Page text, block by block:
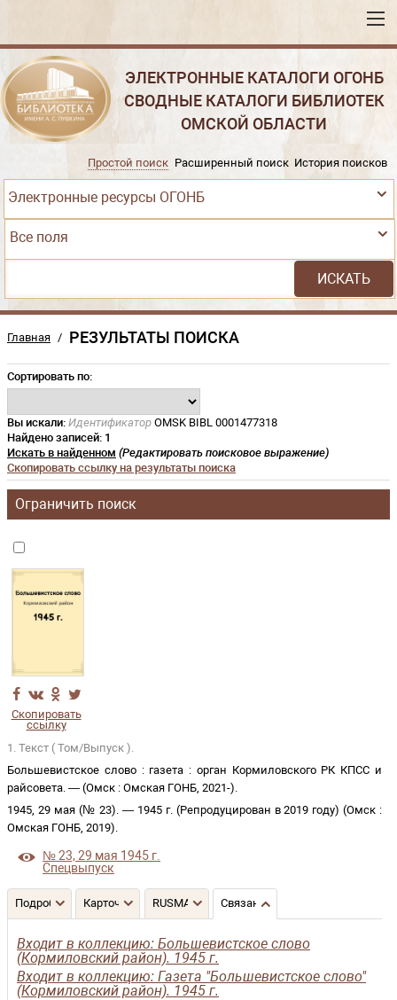
ЭЛЕКТРОННЫЕ КАТАЛОГИ ОГОНБ
СВОДНЫЕ КАТАЛОГИ БИБЛИОТЕК
ОМСКОЙ ОБЛАСТИ
Электронные ресурсы ОГОНБ
Простой поиск Расширенный поиск История поисков
Все поля
Главная / РЕЗУЛЬТАТЫ ПОИСКА
Сортировать по:
Вы искали: Идентификатор OMSK BIBL 0001477318
Найдено записей: 1
Искать в найденном (Редактировать поисковое выражение)
Скопировать ссылку на результаты поиска
Ограничить поиск
Скопировать
ссылку
1. Текст ( Том/Выпуск ).
Большевистское слово : газета : орган Кормиловского РК КПСС и
райсовета. — (Омск : Омская ГОНБ, 2021-).
1945, 29 мая (№ 23). — 1945 г. (Репродуцирован в 2019 году)(Омск :
Омская ГОНБ, 2019).
№ 23, 29 мая 1945 г.
Спецвыпуск
Подробнее Карточка RUSMARC Связанные записи
Входит в коллекцию: Большевистское слово
(Кормиловский район). 1945 г.
Входит в коллекцию: Газета "Большевистское слово"
(Кормиловский район). 1945 г.